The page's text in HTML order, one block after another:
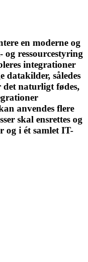
en moderne og
ressourcestyring
integrationer
datakilder, således
det naturligt fødes,
anvendes flere
skal ensrettes og
og i ét samlet IT-